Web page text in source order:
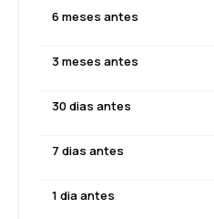
6 meses antes
3 meses antes
30 dias antes
7 dias antes
1 dia antes